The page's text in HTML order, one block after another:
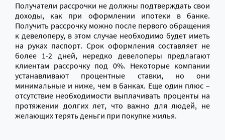
Получатели рассрочки не должны подтверждать свои
доходы, как при оформлении ипотеки в банке.
Получить рассрочку можно после первого обращения
к девелоперу, в этом случае необходимо будет иметь
на руках паспорт. Срок оформления составляет не
более 1-2 дней, нередко девелоперы предлагают
клиентам рассрочку под 0%. Некоторые компании
устанавливают процентные ставки, но они
минимальные и ниже, чем в банках. Еще один плюс –
отсутствие необходимости выплачивать проценты на
протяжении долгих лет, что важно для людей, не
желающих терять деньги при покупке жилья.